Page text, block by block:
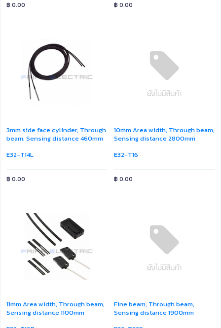
฿ 0.00 ฿ 0.00
3mm side face cylinder, Through
beam, Sensing distance 460mm
E32-T14L
฿ 0.00
10mm Area width, Through beam,
Sensing distance 2800mm
E32-T16
฿ 0.00
11mm Area width, Through beam,
Sensing distance 1100mm
Fine beam, Through beam,
Sensing distance 1900mm